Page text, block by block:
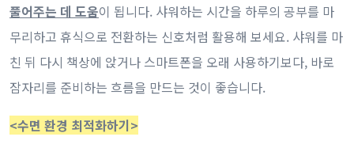
풀어주는 데 도움이 됩니다. 샤워하는 시간을 하루의 공부를 마
무리하고 휴식으로 전환하는 신호처럼 활용해 보세요. 샤워를 마
친 뒤 다시 책상에 앉거나 스마트폰을 오래 사용하기보다, 바로
잠자리를 준비하는 흐름을 만드는 것이 좋습니다.
<수면 환경 최적화하기>